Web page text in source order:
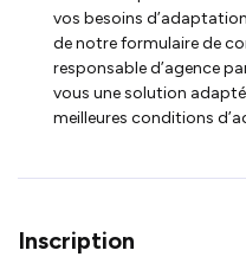
vos besoins
de notre formulaire de
responsable d’agence
vous une solution
meilleures conditions
Inscription